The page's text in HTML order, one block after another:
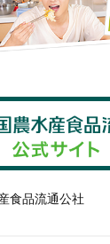
食品流通公社